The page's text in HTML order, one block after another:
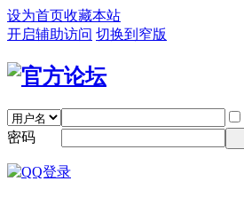
设为首页收藏本站
开启辅助访问 切换到窄版
密码